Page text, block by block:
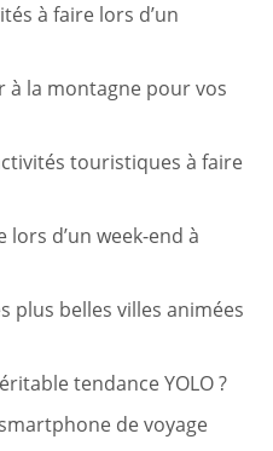
à faire lors d’un
à la montagne pour vos
touristiques à faire
lors d’un week-end à
plus belles villes animées
tendance YOLO ?
de voyage